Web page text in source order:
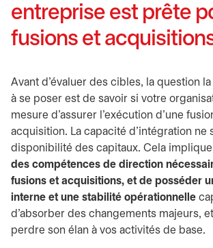
entreprise est prête
fusions et
Avant d’évaluer des cibles, la question
à se poser est de savoir si votre
mesure d’assurer l’exécution d’une
acquisition. La capacité d’intégration ne
disponibilité des capitaux. Cela
des compétences de direction
fusions et acquisitions, et de posséder
interne et une stabilité opérationnelle
d’absorber des changements majeurs,
perdre son élan à vos activités de base.